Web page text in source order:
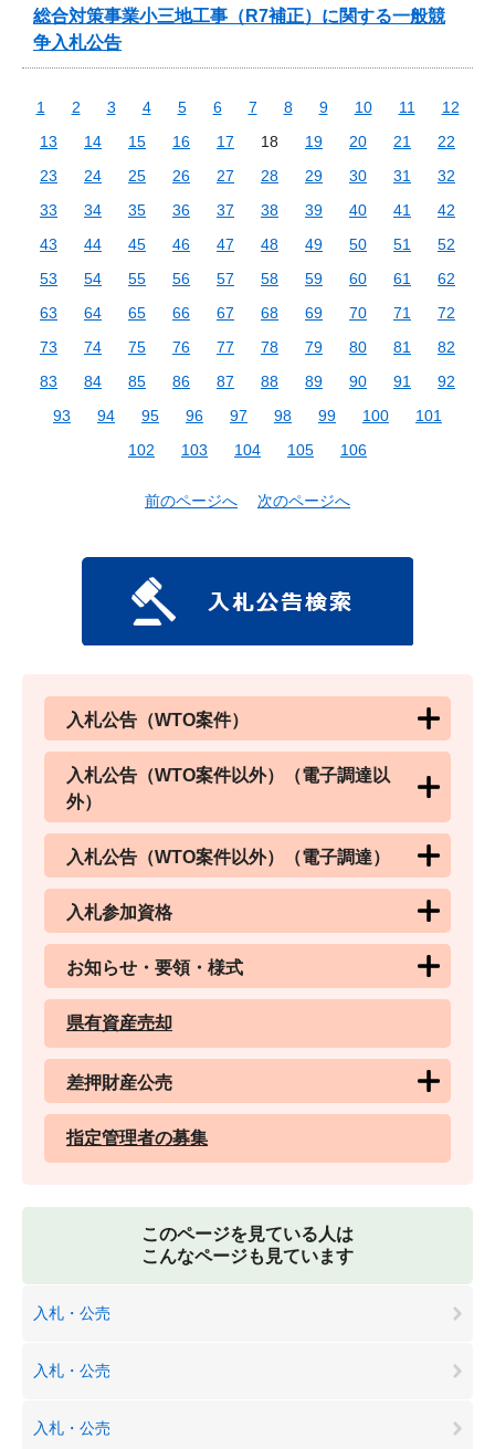
総合対策事業小三地工事（R7補正）に関する一般競
争入札公告
1 2 3 4 5 6 7 8 9 10 11
12
13
14 15 16 17 18 19 20 21
22
23
24 25 26 27 28 29 30 31
32
33
34 35 36 37 38 39 40 41
42
43
44 45 46 47 48 49 50 51
52
53
54 55 56 57 58 59 60 61
62
63
64 65 66 67 68 69 70 71
72
73
74 75 76 77 78 79 80 81
82
83
84 85 86 87 88 89 90 91
92
93
94 95 96 97 98 99 100
101
102
103 104 105 106
前のページへ 次のページへ
入札公告（WTO案件）
入札公告（WTO案件以外）（電子調達以
外）
入札公告（WTO案件以外）（電子調達）
入札参加資格
お知らせ・要領・様式
県有資産売却
差押財産公売
指定管理者の募集
このページを見ている人は
こんなページも見ています
入札・公売
入札・公売
入札・公売